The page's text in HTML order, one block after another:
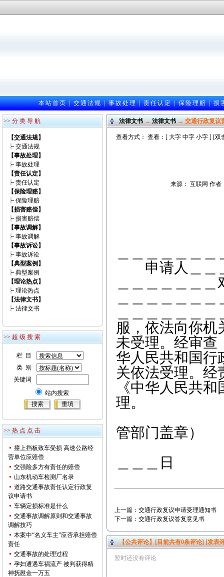
本站首页|交通法规|事故处理|责任认定|保险理赔|损
>> 分 类 导 航
【交通法规】
┝ 交通法规
【事故处理】
┝ 事故处理
【责任认定】
┝ 责任认定
【保险理赔】
┝ 保险理赔
【损害赔偿】
┝ 损害赔偿
【事故调解】
┝ 事故调解
【事故诉讼】
┝ 事故诉讼
【典型案例】
┝ 典型案例
【理论热点】
┝ 理论热点
【法律文书】
┝ 法律文书
>> 超 级 搜 索
栏 目
类 别
关键词
站内搜索
>> 热 点 点 击
撞上挡板致车受损 高速公路经
营单位应赔偿
交强险多方有责任的赔偿
山东机动车检测厂名录
道路交通事故责任认定行政复
议申请书
车辆定损标准是什么
交通事故调解原则和交通事故
调解技巧
本案中“名义车主”应否承担赔偿
责任
交通事故的处理过程
孕妇遭遇车祸流产 被判获得精
神抚慰金一万五
法律文书→法律文书→ 交通行政复议
查看方式： 查看：[ 大字 中字 小字] [双
来源： 互联网 作者
申请人＿＿＿
＿＿＿＿＿＿
服，依法向你机
未受理。经审查
华人民共和国行
关依法受理。经
《中华人民共
理。
管部门盖章）
＿＿＿日
上一篇： 交通行政复议申请受理通知书
下一篇： 交通行政复议答复意见书
【公共评论】[目前共有0条评论][发表
暂时还没有评论